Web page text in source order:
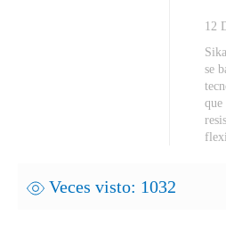
12
se
que
Veces visto: 1032